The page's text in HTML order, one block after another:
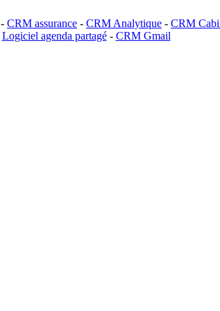
- CRM assurance - CRM Analytique - CRM
Logiciel agenda partagé- CRM Gmail